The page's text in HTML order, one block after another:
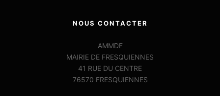
NOUS CONTACTER
AMMDF
MAIRIE DE FRESQUIENNES
41 RUE DU CENTRE
76570 FRESQUIENNES